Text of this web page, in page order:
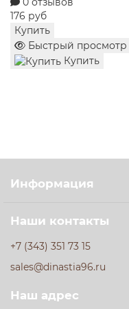
просмотр
Купить
Информация
Наши контакты
+7 (343) 351 73 15
sales@dinastia96.ru
Наш адрес